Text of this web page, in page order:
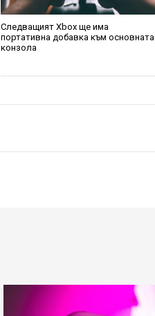
Следващият Xbox ще има
портативна добавка към основната
конзола